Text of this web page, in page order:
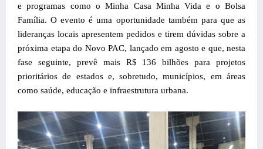
e programas como o Minha Casa Minha Vida e o Bolsa
Família. O evento é uma oportunidade também para que as
lideranças locais apresentem pedidos e tirem dúvidas sobre a
próxima etapa do Novo PAC, lançado em agosto e que, nesta
fase seguinte, prevê mais R$ 136 bilhões para projetos
prioritários de estados e, sobretudo, municípios, em áreas
como saúde, educação e infraestrutura urbana.